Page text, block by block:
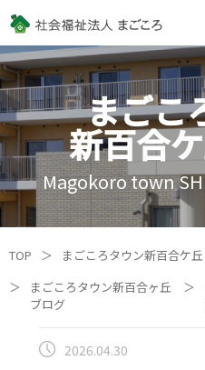
まごこ
新百合
Magokoro town
TOP ＞
まごころタウン新百合ケ丘
＞
まごころタウン新百合ヶ丘
ブログ
＞
2026.04.30